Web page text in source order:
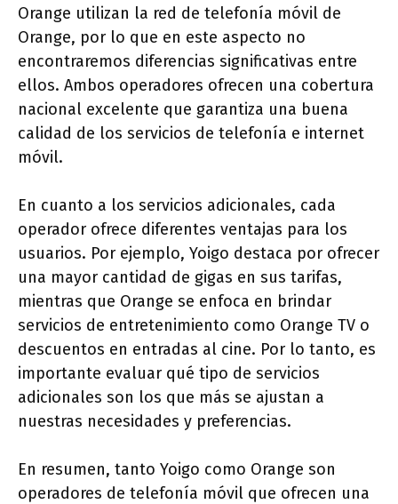
Orange utilizan la red de telefonía móvil de
Orange, por lo que en este aspecto no
encontraremos diferencias significativas entre
ellos. Ambos operadores ofrecen una cobertura
nacional excelente que garantiza una buena
calidad de los servicios de telefonía e internet
móvil.
En cuanto a los servicios adicionales, cada
operador ofrece diferentes ventajas para los
usuarios. Por ejemplo, Yoigo destaca por ofrecer
una mayor cantidad de gigas en sus tarifas,
mientras que Orange se enfoca en brindar
servicios de entretenimiento como Orange TV o
descuentos en entradas al cine. Por lo tanto, es
importante evaluar qué tipo de servicios
adicionales son los que más se ajustan a
nuestras necesidades y preferencias.
En resumen, tanto Yoigo como Orange son
operadores de telefonía móvil que ofrecen una